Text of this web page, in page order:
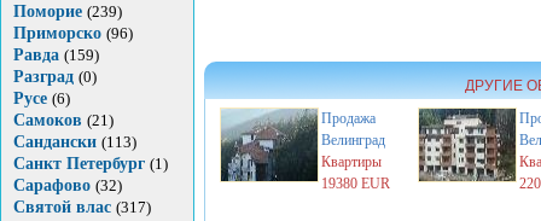
Поморие (239)
Приморско (96)
Равда (159)
Разград (0)
Русе (6)
Самоков (21)
Сандански (113)
Санкт Петербург (1)
Сарафово (32)
Святой влас (317)
ДРУГИЕ
Продажа
Велинград
Квартиры
19380 EUR